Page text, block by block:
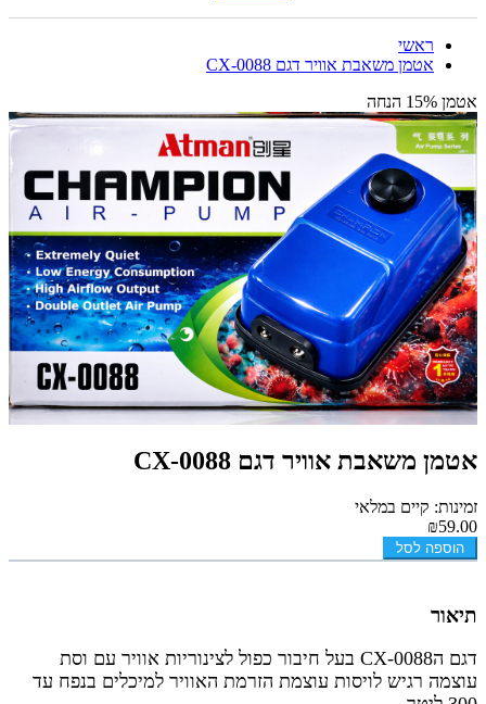
ראשי
אטמן משאבת אוויר דגם CX-0088
אטמן 15% הנחה
אטמן משאבת אוויר דגם CX-0088
זמינות: קיים במלאי
₪59.00
הוספה לסל
תיאור
דגם הCX-0088 בעל חיבור כפול לצינוריות אוויר עם וסת
עוצמה רגיש לויסות עוצמת הזרמת האוויר למיכלים בנפח עד